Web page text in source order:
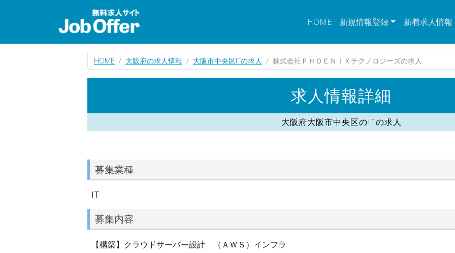
HOME 新規情報登録 新着求人情報
HOME 大阪府の求人情報 大阪市中央区ITの求人 株式会社ＰＨＯＥＮＩＸテクノロジーズの求人
求人情報詳細
大阪府大阪市中央区のITの求人
募集業種
IT
募集内容
【構築】クラウドサーバー設計 （ＡＷＳ）インフラ